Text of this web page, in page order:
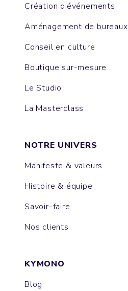
Création d’événements
Aménagement de bureaux
Conseil en culture
Boutique sur-mesure
Le Studio
La Masterclass
NOTRE UNIVERS
Manifeste & valeurs
Histoire & équipe
Savoir-faire
Nos clients
KYMONO
Blog